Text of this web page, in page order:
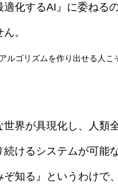
適化するAI』に委ねる
。
ルゴリズムを作り出せる人こ
世界が具現化し、人類
続けるシステムが可能
知る』というわけで、